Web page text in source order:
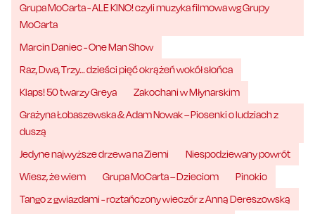
Grupa MoCarta - ALE KINO! czyli muzyka filmowa wg Grupy
MoCarta
Marcin Daniec - One Man Show
Raz, Dwa, Trzy… dzieści pięć okrążeń wokół słońca
Klaps! 50 twarzy Greya
Zakochani w Młynarskim
Grażyna Łobaszewska & Adam Nowak – Piosenki o ludziach z
duszą
Jedyne najwyższe drzewa na Ziemi
Niespodziewany powrót
Wiesz, że wiem
Grupa MoCarta – Dzieciom
Pinokio
Tango z gwiazdami - roztańczony wieczór z Anną Dereszowską